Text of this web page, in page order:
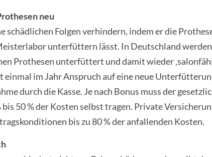
neu
schädlichen Folgen verhindern, indem er die
unterfüttern lässt. In Deutschland
Prothesen unterfüttert und damit wieder
einmal im Jahr Anspruch auf eine neue
durch die Kasse. Je nach Bonus muss der
50 % der Kosten selbst tragen. Private
bis zu 80 % der anfallenden Kosten.